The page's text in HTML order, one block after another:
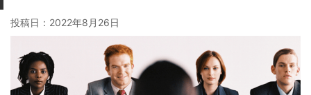
投稿日： 2022年8月26日